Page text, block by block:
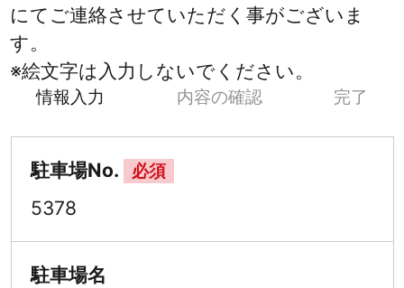
にてご連絡させていただく事がございま
す。
※絵文字は入力しないでください。
情報入力 内容の確認 完了
駐車場No. 必須
5378
駐車場名